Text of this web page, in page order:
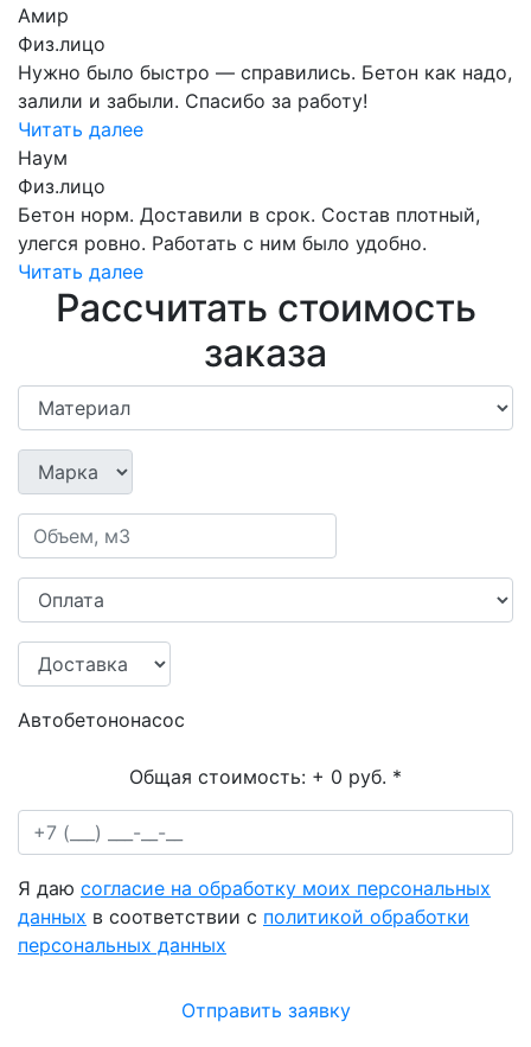
Амир
Физ.лицо
Нужно было быстро — справились. Бетон как надо,
залили и забыли. Спасибо за работу!
Читать далее
Наум
Физ.лицо
Бетон норм. Доставили в срок. Состав плотный,
улегся ровно. Работать с ним было удобно.
Читать далее
Рассчитать стоимость
заказа
Автобетононасос
Общая стоимость: + 0 руб. *
Я даю согласие на обработку моих персональных
данных в соответствии с политикой обработки
персональных данных
Отправить заявку